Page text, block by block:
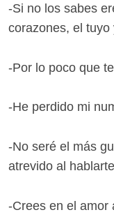
-Si no los sabes
corazones, el tuyo
-Por lo poco que
-He perdido mi
-No seré el más
atrevido al
-Crees en el amor